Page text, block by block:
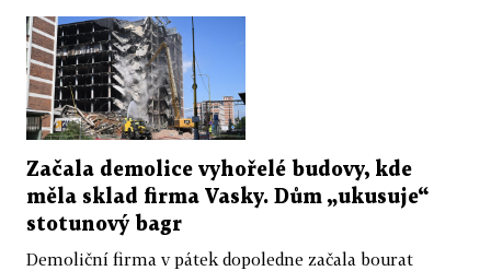
Začala demolice vyhořelé budovy, kde
měla sklad firma Vasky. Dům „ukusuje“
stotunový bagr
Demoliční firma v pátek dopoledne začala bourat